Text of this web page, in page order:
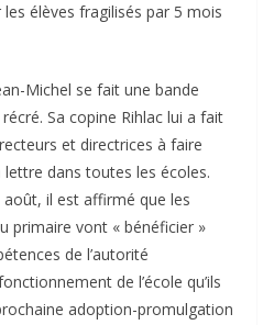
élèves fragilisés par 5 mois
Michel se fait une bande
Sa copine Rihlac lui a fait
et directrices à faire
dans toutes les écoles.
il est affirmé que les
primaire vont « bénéficier »
de l’autorité
de l’école qu’ils
adoption-promulgation